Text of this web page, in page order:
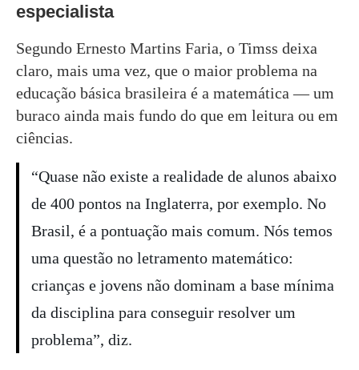
especialista
Segundo Ernesto Martins Faria, o Timss deixa
claro, mais uma vez, que o maior problema na
educação básica brasileira é a matemática — um
buraco ainda mais fundo do que em leitura ou em
ciências.
“Quase não existe a realidade de alunos abaixo
de 400 pontos na Inglaterra, por exemplo. No
Brasil, é a pontuação mais comum. Nós temos
uma questão no letramento matemático:
crianças e jovens não dominam a base mínima
da disciplina para conseguir resolver um
problema”, diz.